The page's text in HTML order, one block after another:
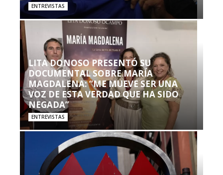
ENTREVISTAS
LITA DONOSO PRESENTÓ SU
DOCUMENTAL SOBRE MARÍA
MAGDALENA: “ME MUEVE SER UNA
VOZ DE ESTA VERDAD QUE HA SIDO
NEGADA”
ENTREVISTAS